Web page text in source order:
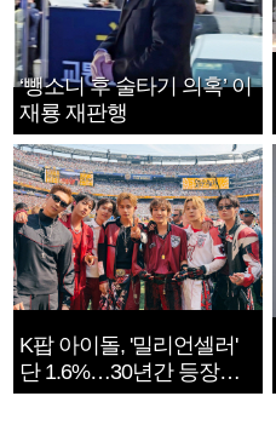
‘뺑소니 후 술타기 의혹’ 이
재룡 재판행
K팝 아이돌, '밀리언셀러'
단 1.6%…30년간 등장
1182개팀 전수조사